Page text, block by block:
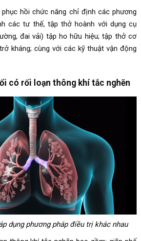
hồi chức năng chỉ định các phương
các tư thế, tập thở hoành với dụng cụ
đai vải) tập ho hữu hiệu; tập thở cơ
kháng; cùng với các kỹ thuật vận động
có rối loạn thông khí tắc nghẽn
dụng phương pháp điều trị khác nhau